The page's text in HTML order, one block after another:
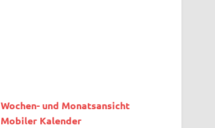
Wochen- und Monatsansicht
Mobiler Kalender